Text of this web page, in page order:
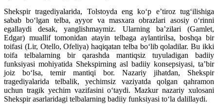
Shekspir tragediyalarida, Tolstoyda eng ko‘p e’tiroz tug‘ilishiga
sabab bo‘lgan telba, ayyor va masxara obrazlari asosiy o‘rinni
egallaydi desak, yanglishmaymiz. Ularning ba’zilari (Gamlet,
Edgar) muallif tomonidan atayin telbaga aylantirilsa, boshqa bir
toifasi (Lir, Otello, Ofeliya) haqiqatan telba bo‘lib qoladilar. Bu ikki
toifa telbalarning bir qarashda mantiqsiz tuyuladigan badiiy
funksiyasi mohiyatida Shekspirning asl badiiy konsepsiyasi, ta’bir
joiz bo‘lsa, temir mantiqi bor. Nazariy jihatdan, Shekspir
tragediyalarida telbalik, yechimsiz vaziyatda qolgan qahramon
uchun tragik yechim vazifasini o‘taydi. Mazkur nazariy xulosani
Shekspir asarlaridagi telbalarning badiiy funksiyasi to‘la dalillaydi.